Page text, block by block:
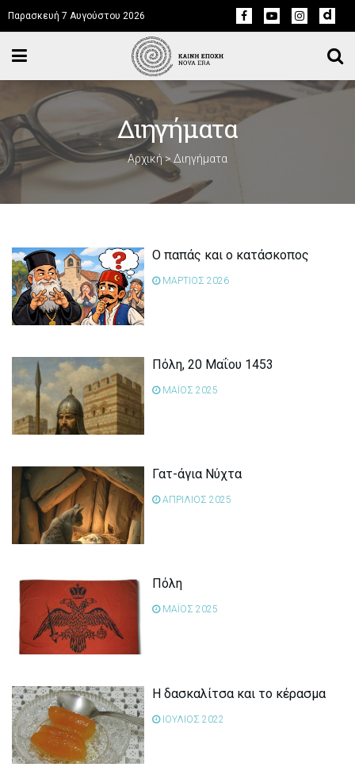
Παρασκευή 7 Αυγούστου 2026
Διηγήματα
Αρχική> Διηγήματα
Ο παπάς και ο κατάσκοπος
ΜΑΡΤΙΟΣ 2026
Πόλη, 20 Μαΐου 1453
ΜΑΪΟΣ 2025
Γατ-άγια Νύχτα
ΑΠΡΙΛΙΟΣ 2025
Πόλη
ΜΑΪΟΣ 2025
Η δασκαλίτσα και το κέρασμα
ΙΟΥΛΙΟΣ 2022